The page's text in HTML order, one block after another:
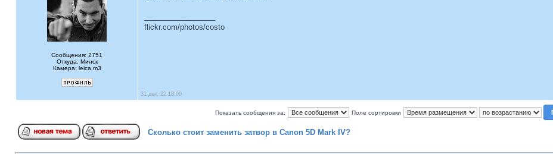
Сообщения: 2751
Откуда: Минск
Камера: leica m3
flickr.com/photos/costo
31 дек, 22 18:00
Показать сообщения за: Поле сортировки
Сколько стоит заменить затвор в Canon 5D Mark IV?